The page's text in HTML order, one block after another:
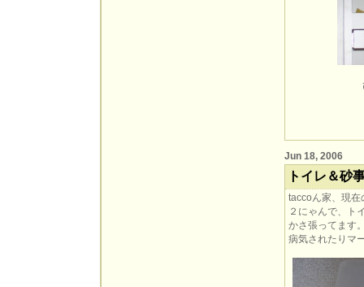
Jun 18, 2006
トイレ＆砂
taccoん家、現在
２にゃんで、ト
かさ張ってます
病気されたりマ